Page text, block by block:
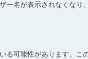
名が表示されなくなり
可能性があります。